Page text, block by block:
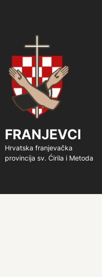
FRANJEVCI
Hrvatska franjevačka
provincija sv. Ćirila i Metoda